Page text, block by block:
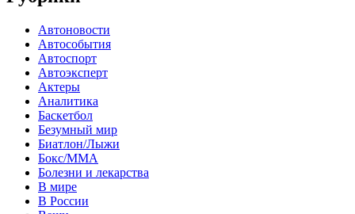
Автоновости
Автособытия
Автоспорт
Автоэксперт
Актеры
Аналитика
Баскетбол
Безумный мир
Биатлон/Лыжи
Бокс/MMA
Болезни и лекарства
В мире
В России